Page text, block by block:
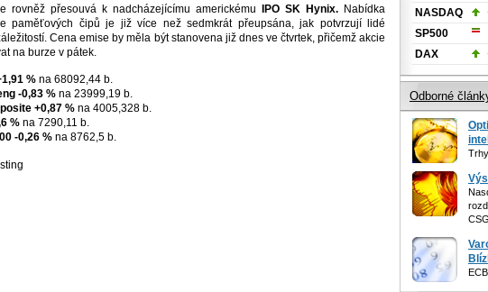
rovněž přesouvá k nadcházejícímu americkému IPO SK Hynix. Nabídka
paměťových čipů je již více než sedmkrát přeupsána, jak potvrzují lidé
Cena emise by měla být stanovena již dnes ve čtvrtek, přičemž akcie
na burze v pátek.
% na 68092,44 b.
-0,83 % na 23999,19 b.
+0,87 % na 4005,328 b.
% na 7290,11 b.
-0,26 % na 8762,5 b.
NASDAQ
SP500
DAX
Odborné